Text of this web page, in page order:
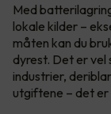
Med
lokale kilder –
måten kan du
dyrest. Det er
industrier,
utgiftene – det